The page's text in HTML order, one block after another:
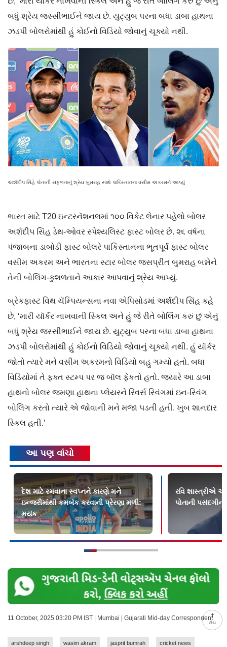
ટોચ
બધું શ્રેય જસ્સીભાઈને જાય છે. યુટ્યુબ પરના બધા ડાબા હાથના
ઝડપી બોલરોમાંથી હું કોઈનો વિડિયો જોવાનું ચૂક્યો નથી.
અર્શદીપ સિંહે પોતાની સફળતાનું શ્રેય બુમરાહ સાથે પાકિસ્તાનના વસીમ અકરમને આપ્યું
ભારત માટે T20 ઇન્ટરનૅશનલમાં ૧૦૦ વિકેટ લેનાર પહેલો બોલર
અર્શદીપ સિંહ ડેથ-ઓવર સ્પેશ્યલિસ્ટ ફાસ્ટ બોલર છે. ૨૬ વર્ષના
પંજાબના ડાબોડી ફાસ્ટ બોલરે પાકિસ્તાનના ભૂતપૂર્વ ફાસ્ટ બોલર
વસીમ અકરમ અને ભારતના સ્ટાર બોલર જસપ્રીત બુમરાહ બન્નેને
તેની બોલિંગ-કુશળતાને આકાર આપવાનું શ્રેય આપ્યું.
બ્રેકફાસ્ટ વિથ ચૅમ્પિયન્સના નવા એપિસોડમાં અર્શદીપ સિંહ કહે
છે, ‘મારી યૉર્કર નાખવાની સ્કિલ અને હું જે રીતે બોલિંગ કરું છું એનું
બધું શ્રેય જસ્સીભાઈને જાય છે. યુટ્યુબ પરના બધા ડાબા હાથના
ઝડપી બોલરોમાંથી હું કોઈનો વિડિયો જોવાનું ચૂક્યો નથી. હું યૉર્કર
જોતો ત્યારે મને વસીમ અકરમનો વિડિયો બહુ ગમ્યો હતો. બધા
વિડિયોમાં તે ફક્ત સ્ટમ્પ પર જ બૉલ ફેંકતો હતો. જ્યારે આ ડાબા
હાથનો બોલર જમણા હાથના પ્લેયરને રિવર્સ સ્વિંગમાં ઇન-સ્વિંગ
બોલિંગ કરતો ત્યારે એ જોવાની મને મજા પડતી હતી. ખુબ શાનદાર
સ્કિલ હતી.’
આ પણ વાંચો
દેશ માટે રમવાના સ્વપ્નને કારણે મને
ઇન્જરીમાંથી કમબૅક કરવાની પ્રેરણા મળી:
મયંક
રવિ શાસ્ત્રીએ
પોતાની
11 October, 2025 03:20 PM IST | Mumbai | Gujarati Mid-day Correspondent
arshdeep singh wasim akram jasprit bumrah cricket news